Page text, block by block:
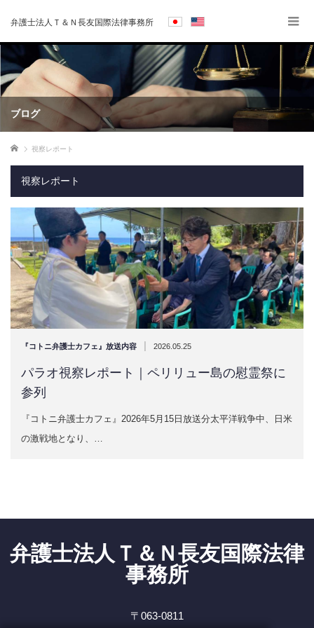
弁護士法人Ｔ＆Ｎ長友国際法律事務所
ブログ
ホーム 視察レポート
視察レポート
『コトニ弁護士カフェ』放送内容 | 2026.05.25
パラオ視察レポート｜ペリリュー島の慰霊祭に
参列
『コトニ弁護士カフェ』2026年5月15日放送分太平洋戦争中、日米
の激戦地となり、…
弁護士法人Ｔ＆Ｎ長友国際法律
事務所
〒063-0811